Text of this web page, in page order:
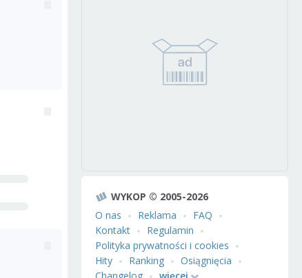
WYKOP © 2005-2026
O nas
Reklama
FAQ
Kontakt
Regulamin
Polityka prywatności i cookies
Hity
Ranking
Osiągnięcia